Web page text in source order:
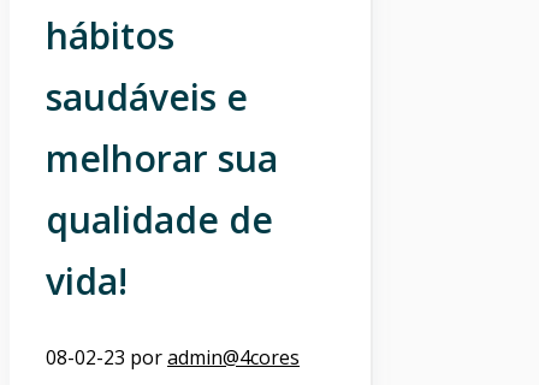
hábitos
saudáveis e
melhorar sua
qualidade de
vida!
08-02-23 poradmin@4cores